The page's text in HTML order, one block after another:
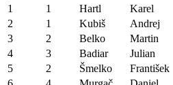
1
1 Hartl Karel
2
1 Kubiš Andrej
3
2 Belko Martin
4
3 Badiar Julian
5
2 Šmelko František